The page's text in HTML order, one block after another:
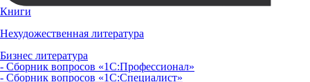
Книги
Нехудожественная литература
Бизнес литература
- Сборник вопросов «1С:Профессионал»
- Сборник вопросов «1С:Специалист»